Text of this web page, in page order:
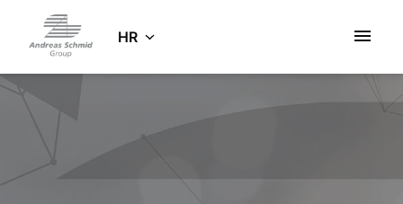
springenStartseite HR